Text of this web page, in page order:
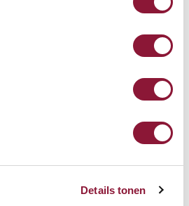
Details tonen